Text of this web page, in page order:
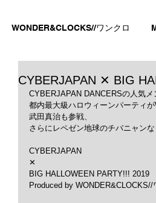
WONDER&CLOCKS//ワンクロ
CYBERJAPAN ✕ BIG
CYBERJAPAN DANCERSの人気メ
都内最大級ハロウィーンパーティ
武田真治も参戦、
さらにレペゼン地球のチバニャン
CYBERJAPAN
✕
BIG HALLOWEEN PARTY!!! 2019
Produced by WONDER&CLOCKS//